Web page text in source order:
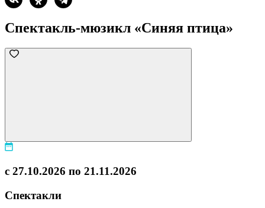
Спектакль-мюзикл «Синяя птица»
с 27.10.2026 по 21.11.2026
Спектакли